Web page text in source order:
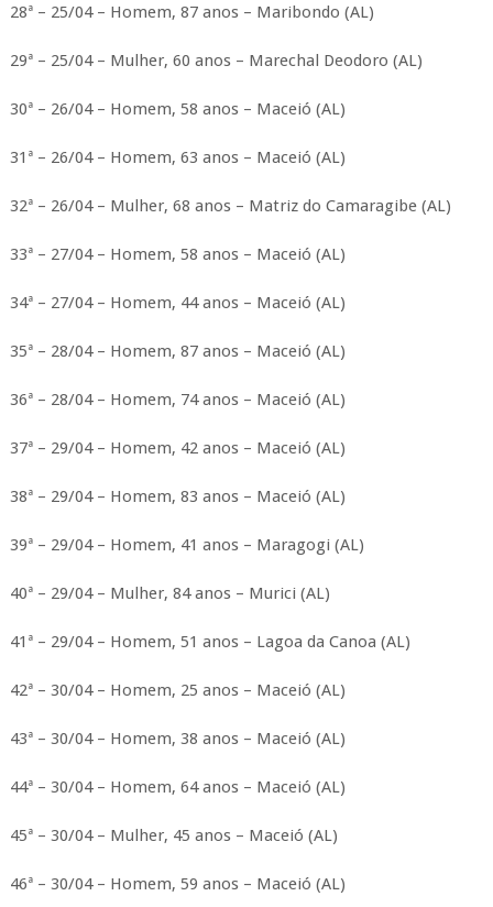
28ª – 25/04 – Homem, 87 anos – Maribondo (AL)
29ª – 25/04 – Mulher, 60 anos – Marechal Deodoro (AL)
30ª – 26/04 – Homem, 58 anos – Maceió (AL)
31ª – 26/04 – Homem, 63 anos – Maceió (AL)
32ª – 26/04 – Mulher, 68 anos – Matriz do Camaragibe (AL)
33ª – 27/04 – Homem, 58 anos – Maceió (AL)
34ª – 27/04 – Homem, 44 anos – Maceió (AL)
35ª – 28/04 – Homem, 87 anos – Maceió (AL)
36ª – 28/04 – Homem, 74 anos – Maceió (AL)
37ª – 29/04 – Homem, 42 anos – Maceió (AL)
38ª – 29/04 – Homem, 83 anos – Maceió (AL)
39ª – 29/04 – Homem, 41 anos – Maragogi (AL)
40ª – 29/04 – Mulher, 84 anos – Murici (AL)
41ª – 29/04 – Homem, 51 anos – Lagoa da Canoa (AL)
42ª – 30/04 – Homem, 25 anos – Maceió (AL)
43ª – 30/04 – Homem, 38 anos – Maceió (AL)
44ª – 30/04 – Homem, 64 anos – Maceió (AL)
45ª – 30/04 – Mulher, 45 anos – Maceió (AL)
46ª – 30/04 – Homem, 59 anos – Maceió (AL)